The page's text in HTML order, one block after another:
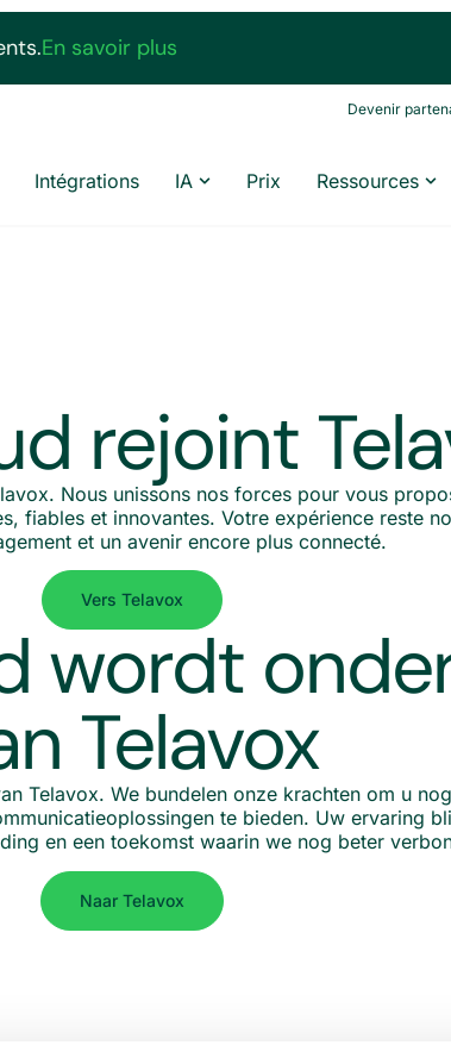
En savoir plus
Devenir
Intégrations IA Prix Ressources
rejoint
Nous unissons nos forces pour vous
fiables et innovantes. Votre expérience reste
et un avenir encore plus connecté.
Vers Telavox
wordt
Telavox
Telavox. We bundelen onze krachten om u
te bieden. Uw ervaring
en een toekomst waarin we nog beter
Naar Telavox